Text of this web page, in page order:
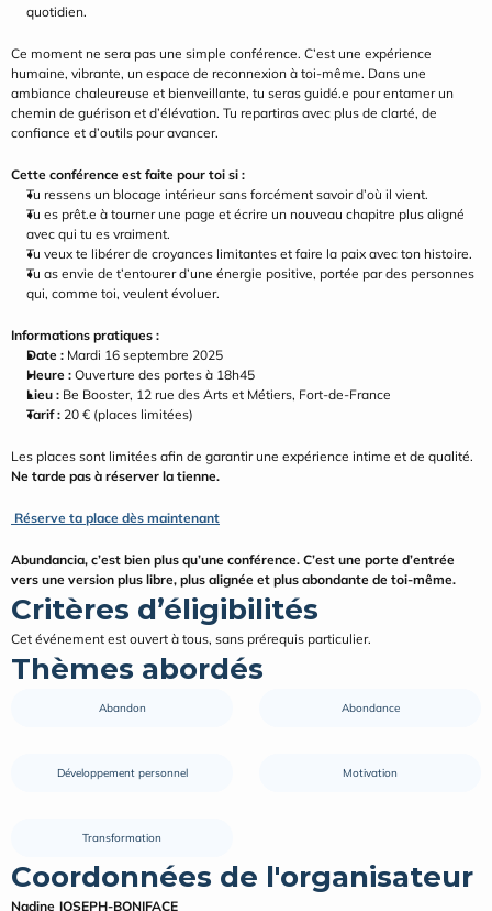
quotidien.
Ce moment ne sera pas une simple conférence. C’est une expérience
humaine, vibrante, un espace de reconnexion à toi-même. Dans une
ambiance chaleureuse et bienveillante, tu seras guidé.e pour entamer un
chemin de guérison et d’élévation. Tu repartiras avec plus de clarté, de
confiance et d’outils pour avancer.
Cette conférence est faite pour toi si :
Tu ressens un blocage intérieur sans forcément savoir d’où il vient.
Tu es prêt.e à tourner une page et écrire un nouveau chapitre plus aligné
avec qui tu es vraiment.
Tu veux te libérer de croyances limitantes et faire la paix avec ton histoire.
Tu as envie de t’entourer d’une énergie positive, portée par des personnes
qui, comme toi, veulent évoluer.
Informations pratiques :
Date : Mardi 16 septembre 2025
Heure : Ouverture des portes à 18h45
Lieu : Be Booster, 12 rue des Arts et Métiers, Fort-de-France
Tarif : 20 € (places limitées)
Ne tarde pas à réserver la tienne.
Réserve ta place dès maintenant
Abundancia, c’est bien plus qu’une conférence. C’est une porte d’entrée
vers une version plus libre, plus alignée et plus abondante de toi-même.
Critères d’éligibilités
Cet événement est ouvert à tous, sans prérequis particulier.
Thèmes abordés
Abandon Abondance
Développement personnel Motivation
Transformation
Coordonnées de l'organisateur
Nadine JOSEPH-BONIFACE